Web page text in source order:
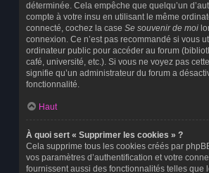
déterminée. Cela empêche que quelqu’un
compte à votre insu en utilisant le même
connecté, cochez la case Se souvenir de moi
connexion. Ce n’est pas recommandé si vous
ordinateur public pour accéder au forum
café, université, etc.). Si vous ne voyez pas
signifie qu’un administrateur du forum a
fonctionnalité.
Haut
À quoi sert « Supprimer les cookies » ?
Cela supprime tous les cookies créés par
vos paramètres d’authentification et votre
fournissent aussi des fonctionnalités telles que